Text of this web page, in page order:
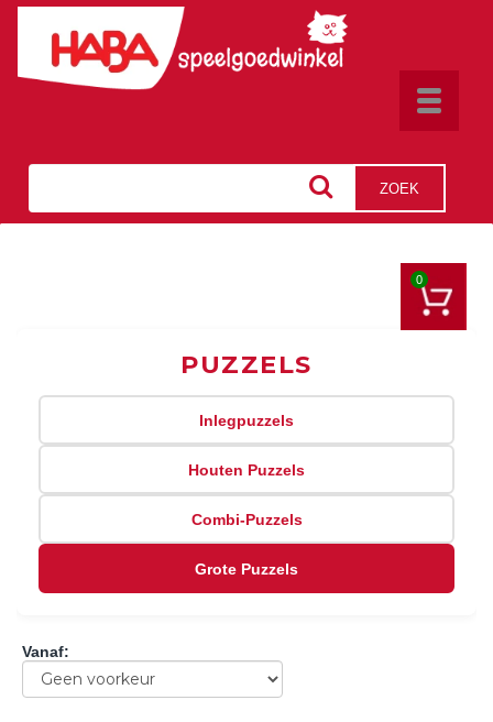
Toggle
ZOEK
0
PUZZELS
Inlegpuzzels
Houten Puzzels
Combi-Puzzels
Grote Puzzels
Vanaf: